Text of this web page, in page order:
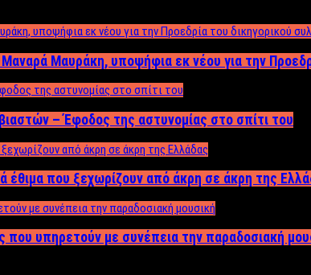
Μαυράκη, υποψήφια εκ νέου για την
– Έφοδος της αστυνομίας στο σπίτι του
που ξεχωρίζουν από άκρη σε άκρη της
υπηρετούν με συνέπεια την παραδοσιακή